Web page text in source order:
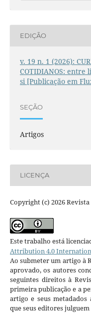
EDIÇÃO
v. 19 n. 1 (2026):
COTIDIANOS: entre
si [Publicação em
SEÇÃO
Artigos
LICENÇA
Copyright (c) 2026
Este trabalho está
Attribution 4.0
Ao submeter um artigo à
aprovado, os autores
seguintes direitos à
primeira publicação e a
artigo e seus metadados
que seus editores